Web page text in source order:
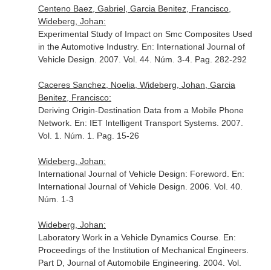
Centeno Baez, Gabriel, Garcia Benitez, Francisco,
Wideberg, Johan:
Experimental Study of Impact on Smc Composites Used
in the Automotive Industry. En: International Journal of
Vehicle Design . 2007. Vol. 44. Núm. 3-4. Pag. 282-292
Caceres Sanchez, Noelia, Wideberg, Johan, Garcia
Benitez, Francisco:
Deriving Origin-Destination Data from a Mobile Phone
Network. En: IET Intelligent Transport Systems. 2007.
Vol. 1. Núm. 1. Pag. 15-26
Wideberg, Johan:
International Journal of Vehicle Design: Foreword. En:
International Journal of Vehicle Design . 2006. Vol. 40.
Núm. 1-3
Wideberg, Johan:
Laboratory Work in a Vehicle Dynamics Course. En:
Proceedings of the Institution of Mechanical Engineers.
Part D, Journal of Automobile Engineering . 2004. Vol.